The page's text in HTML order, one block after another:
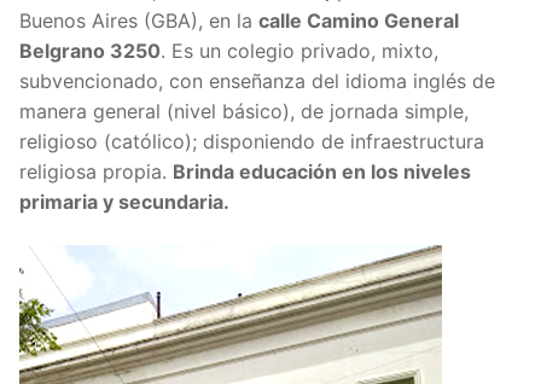
Buenos Aires (GBA), en la calle Camino General
Belgrano 3250. Es un colegio privado, mixto,
subvencionado, con enseñanza del idioma inglés de
manera general (nivel básico), de jornada simple,
religioso (católico); disponiendo de infraestructura
religiosa propia. Brinda educación en los niveles
primaria y secundaria.